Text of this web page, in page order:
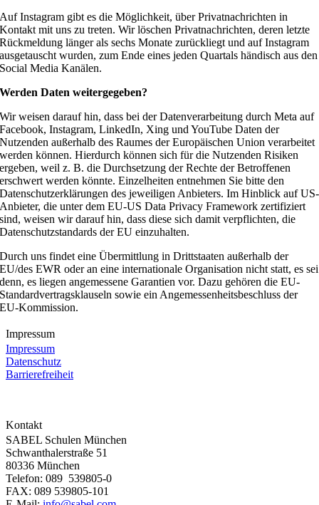
Auf Instagram gibt es die Möglichkeit, über Privatnachrichten in
Kontakt mit uns zu treten. Wir löschen Privatnachrichten, deren letzte
Rückmeldung länger als sechs Monate zurückliegt und auf Instagram
ausgetauscht wurden, zum Ende eines jeden Quartals händisch aus den
Social Media Kanälen.
Werden Daten weitergegeben?
Wir weisen darauf hin, dass bei der Datenverarbeitung durch Meta auf
Facebook, Instagram, LinkedIn, Xing und YouTube Daten der
Nutzenden außerhalb des Raumes der Europäischen Union verarbeitet
werden können. Hierdurch können sich für die Nutzenden Risiken
ergeben, weil z. B. die Durchsetzung der Rechte der Betroffenen
erschwert werden könnte. Einzelheiten entnehmen Sie bitte den
Datenschutzerklärungen des jeweiligen Anbieters. Im Hinblick auf US-
Anbieter, die unter dem EU-US Data Privacy Framework zertifiziert
sind, weisen wir darauf hin, dass diese sich damit verpflichten, die
Datenschutzstandards der EU einzuhalten.
Durch uns findet eine Übermittlung in Drittstaaten außerhalb der
EU/des EWR oder an eine internationale Organisation nicht statt, es sei
denn, es liegen angemessene Garantien vor. Dazu gehören die EU-
Standardvertragsklauseln sowie ein Angemessenheitsbeschluss der
EU-Kommission.
Impressum
Impressum
Datenschutz
Barrierefreiheit
Kontakt
SABEL Schulen München
Schwanthalerstraße 51
80336 München
Telefon: 089 539805-0
FAX: 089 539805-101